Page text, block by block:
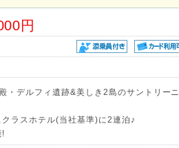
円
・デルフィ遺跡&美しき2島のサントリーニ
ラスホテル(当社基準)に2連泊♪
!